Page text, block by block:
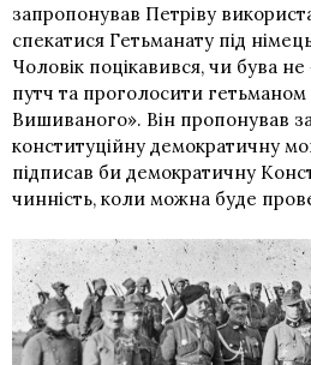
запропонував Петріву
спекатися Гетьманату під
Чоловік поцікавився, чи бува
путч та проголосити гетьманом
Вишиваного». Він пропонував
конституційну демократичну
підписав би демократичну
чинність, коли можна буде